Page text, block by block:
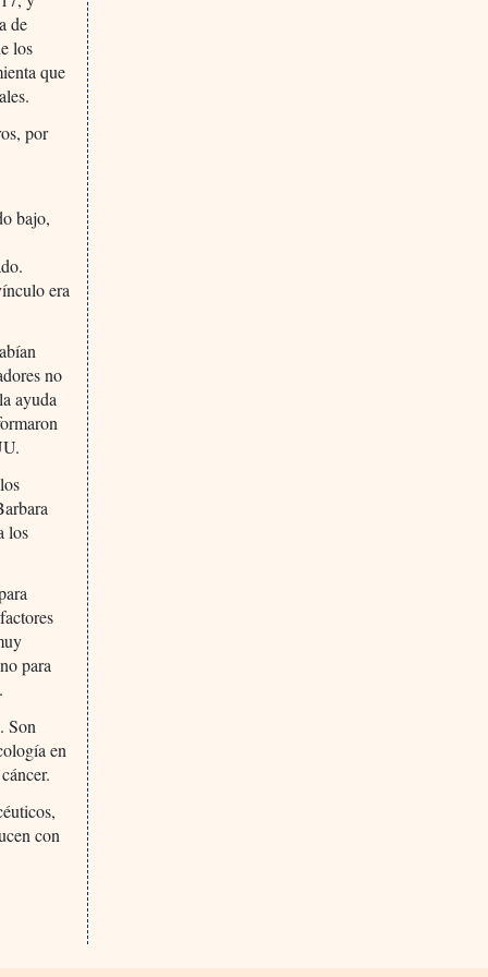
de
los
que
por
bajo,
era
no
ayuda
los
para
Son
en
con